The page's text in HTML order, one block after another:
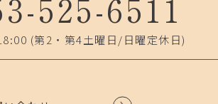
525-6511
(第2・第4土曜日/日曜定休日)